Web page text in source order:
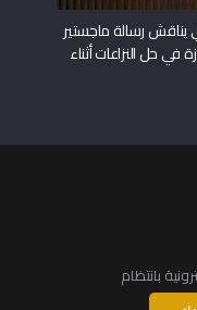
يناقش رسالة ماجستير
في حل النزاعات أثناء
بانتظام